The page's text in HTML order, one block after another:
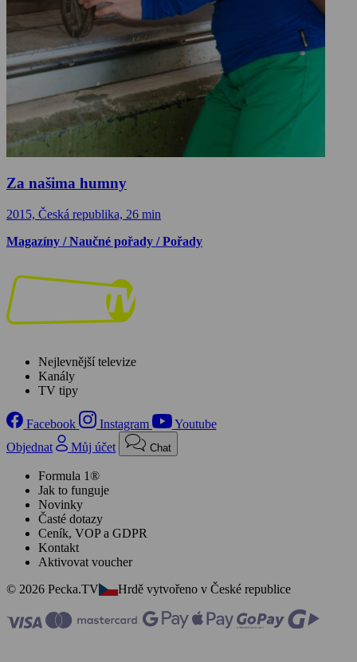
Za našima humny
2015, Česká republika, 26 min
Magazíny / Naučné pořady / Pořady
Nejlevnější televize
Kanály
TV tipy
Facebook Instagram
Youtube
Objednat
Můj účet Chat
Formula 1®
Jak to funguje
Novinky
Časté dotazy
Ceník, VOP a GDPR
Kontakt
Aktivovat voucher
© 2026 Pecka.TV
Hrdě vytvořeno v České republice